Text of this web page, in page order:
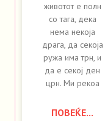
животот е полн
со тага, дека
нема некоја
драга, да секоја
ружа има трн, и
да е секој ден
црн. Ми рекоа
ПОВЕЌЕ...